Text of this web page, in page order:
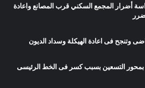
أضرار المجمع السكني قرب المصانع واعادة
وتنجح فى اعادة الهيكلة وسداد الديون
بمحور التسعين بسبب كسر فى الخط الرئيسى